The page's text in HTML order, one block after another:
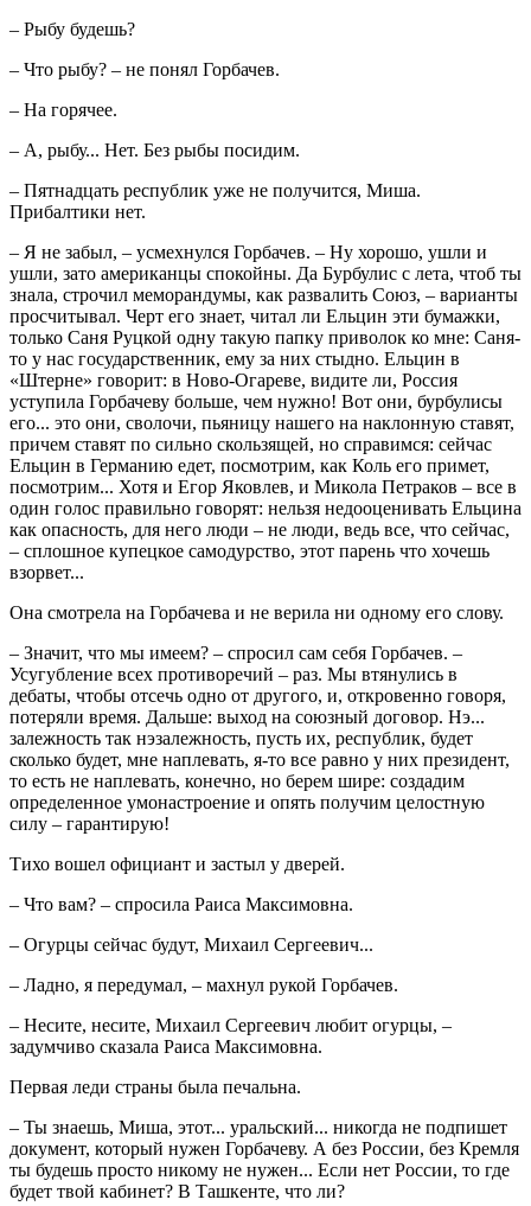
– Рыбу будешь?
– Что рыбу? – не понял Горбачев.
– На горячее.
– А, рыбу... Нет. Без рыбы посидим.
– Пятнадцать республик уже не получится, Миша.
Прибалтики нет.
– Я не забыл, – усмехнулся Горбачев. – Ну хорошо, ушли и
ушли, зато американцы спокойны. Да Бурбулис с лета, чтоб ты
знала, строчил меморандумы, как развалить Союз, – варианты
просчитывал. Черт его знает, читал ли Ельцин эти бумажки,
только Саня Руцкой одну такую папку приволок ко мне: Саня-
то у нас государственник, ему за них стыдно. Ельцин в
«Штерне» говорит: в Ново-Огареве, видите ли, Россия
уступила Горбачеву больше, чем нужно! Вот они, бурбулисы
его... это они, сволочи, пьяницу нашего на наклонную ставят,
причем ставят по сильно скользящей, но справимся: сейчас
Ельцин в Германию едет, посмотрим, как Коль его примет,
посмотрим... Хотя и Егор Яковлев, и Микола Петраков – все в
один голос правильно говорят: нельзя недооценивать Ельцина
как опасность, для него люди – не люди, ведь все, что сейчас,
– сплошное купецкое самодурство, этот парень что хочешь
взорвет...
Она смотрела на Горбачева и не верила ни одному его слову.
– Значит, что мы имеем? – спросил сам себя Горбачев. –
Усугубление всех противоречий – раз. Мы втянулись в
дебаты, чтобы отсечь одно от другого, и, откровенно говоря,
потеряли время. Дальше: выход на союзный договор. Нэ...
залежность так нэзалежность, пусть их, республик, будет
сколько будет, мне наплевать, я-то все равно у них президент,
то есть не наплевать, конечно, но берем шире: создадим
определенное умонастроение и опять получим целостную
силу – гарантирую!
Тихо вошел официант и застыл у дверей.
– Что вам? – спросила Раиса Максимовна.
– Огурцы сейчас будут, Михаил Сергеевич...
– Ладно, я передумал, – махнул рукой Горбачев.
– Несите, несите, Михаил Сергеевич любит огурцы, –
задумчиво сказала Раиса Максимовна.
Первая леди страны была печальна.
– Ты знаешь, Миша, этот... уральский... никогда не подпишет
документ, который нужен Горбачеву. А без России, без Кремля
ты будешь просто никому не нужен... Если нет России, то где
будет твой кабинет? В Ташкенте, что ли?